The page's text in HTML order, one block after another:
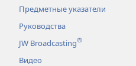
Предметные указатели
Руководства
JW Broadcasting®
Видео